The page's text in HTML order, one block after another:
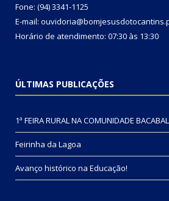
Fone: (94) 3341-1125
E-mail:
Horário de atendimento: 07:30 às 13:30
ÚLTIMAS PUBLICAÇÕES
1ª FEIRA RURAL NA COMUNIDADE BACABAL
Feirinha da Lagoa
Avanço histórico na Educação!